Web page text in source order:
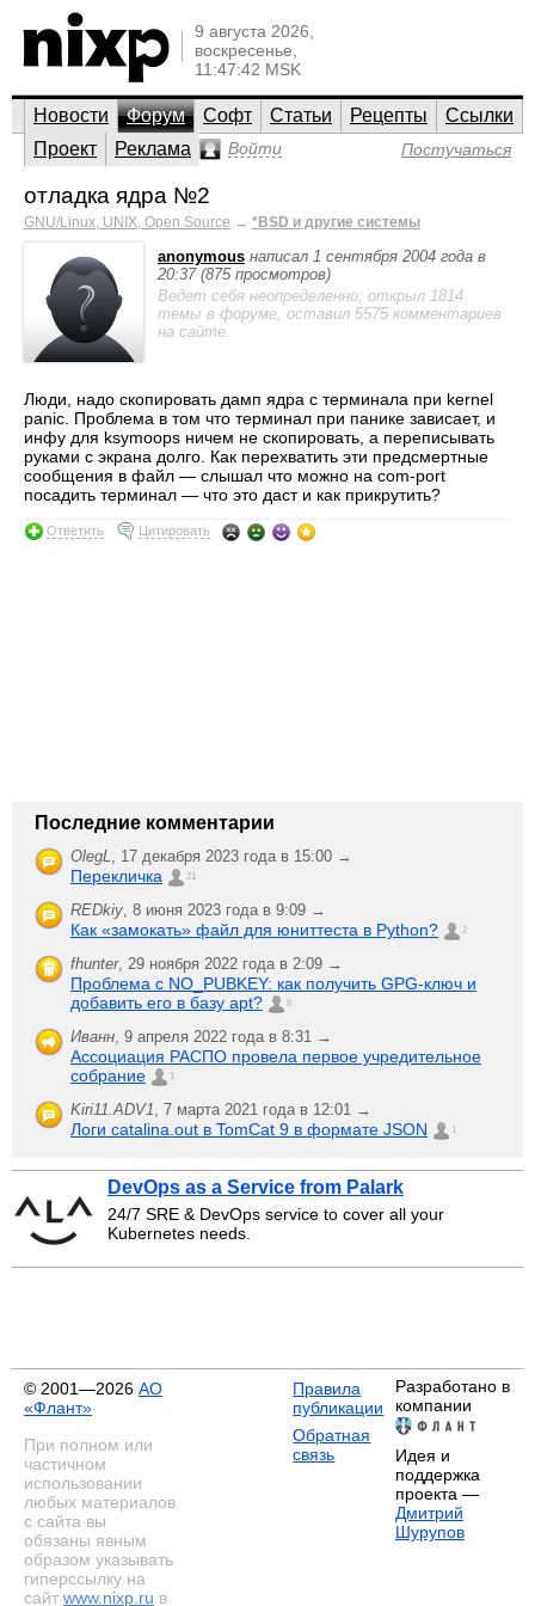
9 августа 2026,
воскресенье,
11:47:42 MSK
Новости Форум Софт Статьи Рецепты
Ссылки
Проект
Реклама Войти Постучаться
отладка ядра №2
GNU/Linux, UNIX, Open Source → *BSD и другие системы
anonymous написал 1 сентября 2004 года в
20:37 (875 просмотров)
Ведет себя неопределенно; открыл 1814
темы в форуме, оставил 5575 комментариев
на сайте.
Люди, надо скопировать дамп ядра с терминала при kernel
panic. Проблема в том что терминал при панике зависает, и
инфу для ksymoops ничем не скопировать, а переписывать
руками с экрана долго. Как перехватить эти предсмертные
сообщения в файл — слышал что можно на com-port
посадить терминал — что это даст и как прикрутить?
Ответить Цитировать
Последние комментарии
OlegL, 17 декабря 2023 года в 15:00 →
Перекличка 21
REDkiy, 8 июня 2023 года в 9:09 →
Как «замокать» файл для юниттеста в Python? 2
fhunter, 29 ноября 2022 года в 2:09 →
Проблема с NO_PUBKEY: как получить GPG-ключ и
добавить его в базу apt?
6
Иванн, 9 апреля 2022 года в 8:31 →
Ассоциация РАСПО провела первое учредительное
собрание
1
Kiri11.ADV1, 7 марта 2021 года в 12:01 →
Логи catalina.out в TomCat 9 в формате JSON 1
DevOps as a Service from Palark
24/7 SRE & DevOps service to cover all your
Kubernetes needs.
© 2001—2026 АО
«Флант»
При полном или
частичном
использовании
любых материалов
с сайта вы
обязаны явным
образом указывать
гиперссылку на
сайт www.nixp.ru в
Правила
публикации
Обратная
связь
Разработано в
компании
Идея и
поддержка
проекта —
Дмитрий
Шурупов